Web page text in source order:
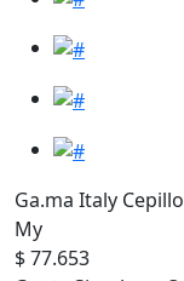
Ga.ma Italy
My
$ 77.653